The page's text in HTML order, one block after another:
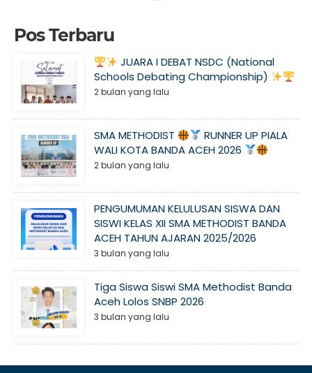
Pos Terbaru
JUARA I DEBAT NSDC (National
Schools Debating Championship)
2 bulan yang lalu
SMA METHODIST
RUNNER UP PIALA
WALI KOTA BANDA ACEH 2026
2 bulan yang lalu
PENGUMUMAN KELULUSAN SISWA DAN
SISWI KELAS XII SMA METHODIST BANDA
ACEH TAHUN AJARAN 2025/2026
3 bulan yang lalu
Tiga Siswa Siswi SMA Methodist Banda
Aceh Lolos SNBP 2026
3 bulan yang lalu